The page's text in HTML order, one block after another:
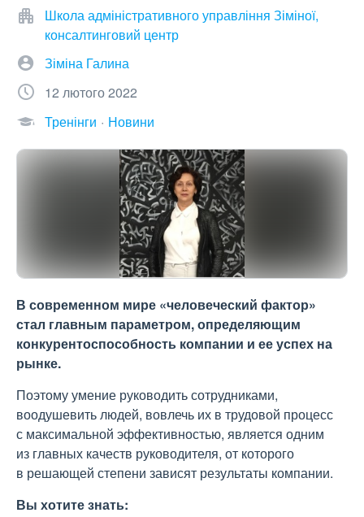
Школа адміністративного управління Зіміної,
консалтинговий центр
Зіміна Галина
12 лютого 2022
Тренінги
Новини
В современном мире «человеческий фактор»
стал главным параметром, определяющим
конкурентоспособность компании и ее успех на
рынке.
Поэтому умение руководить сотрудниками,
воодушевить людей, вовлечь их в трудовой процесс
с максимальной эффективностью, является одним
из главных качеств руководителя, от которого
в решающей степени зависят результаты компании.
Вы хотите знать: